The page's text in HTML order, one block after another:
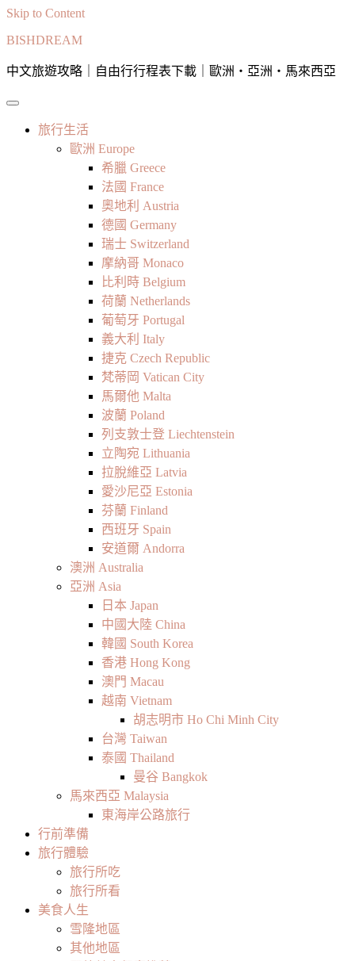
Skip to Content
BISHDREAM
中文旅遊攻略｜自由行行程表下載｜歐洲・亞洲・馬來西亞
旅行生活
歐洲 Europe
希臘 Greece
法國 France
奧地利 Austria
德國 Germany
瑞士 Switzerland
摩納哥 Monaco
比利時 Belgium
荷蘭 Netherlands
葡萄牙 Portugal
義大利 Italy
捷克 Czech Republic
梵蒂岡 Vatican City
馬爾他 Malta
波蘭 Poland
列支敦士登 Liechtenstein
立陶宛 Lithuania
拉脫維亞 Latvia
愛沙尼亞 Estonia
芬蘭 Finland
西班牙 Spain
安道爾 Andorra
澳洲 Australia
亞洲 Asia
日本 Japan
中國大陸 China
韓國 South Korea
香港 Hong Kong
澳門 Macau
越南 Vietnam
胡志明市 Ho Chi Minh City
台灣 Taiwan
泰國 Thailand
曼谷 Bangkok
馬來西亞 Malaysia
東海岸公路旅行
行前準備
旅行體驗
旅行所吃
旅行所看
美食人生
雪隆地區
其他地區